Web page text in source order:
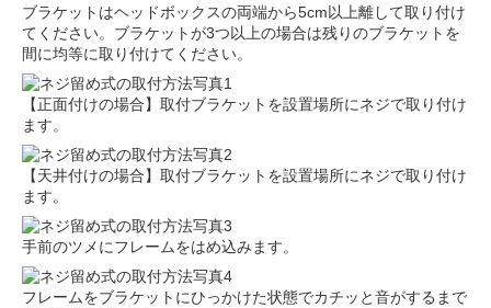
ブラケットはヘッドボックスの両端から5cm以上離して取り付け
てください。ブラケットが3つ以上の場合は残りのブラケットを
間に均等に取り付けてください。
【正面付けの場合】取付ブラケットを設置場所にネジで取り付け
ます。
【天井付けの場合】取付ブラケットを設置場所にネジで取り付け
ます。
手前のツメにフレームをはめ込みます。
フレームをブラケットにひっかけた状態でカチッと音がするまで